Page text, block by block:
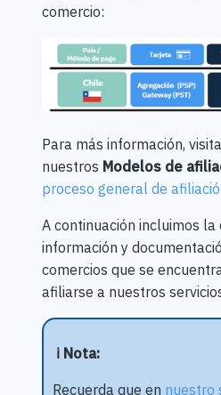
comercio:
Para más información,
nuestros Modelos de
proceso general de
A continuación incluimos la
información y
comercios que se
afiliarse a nuestros
ℹ️ Nota:
Recuerda que en nuestro